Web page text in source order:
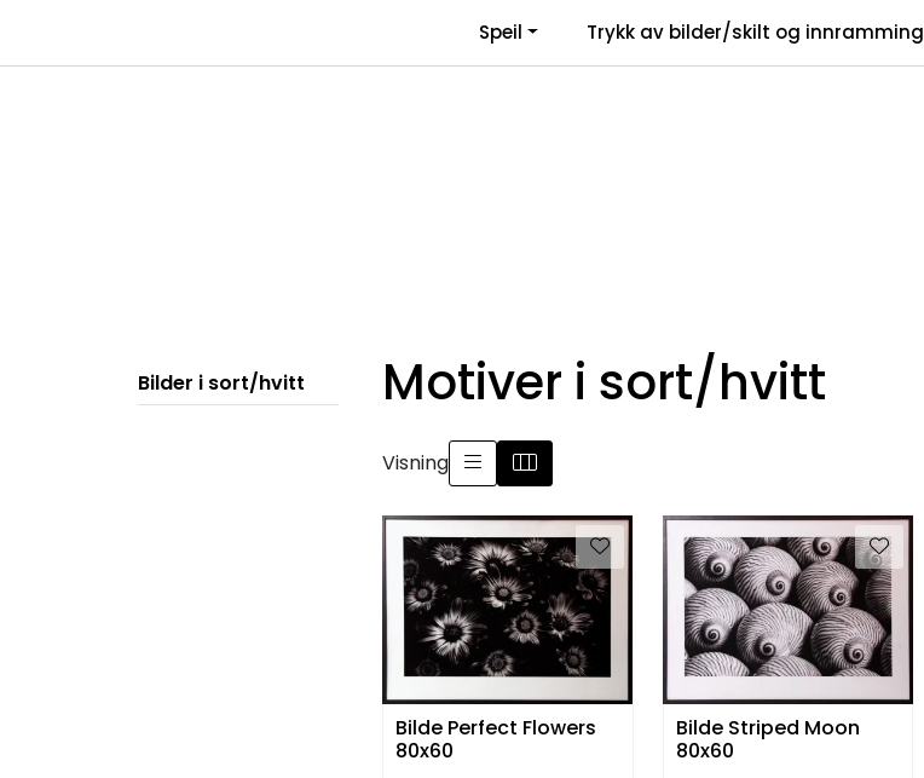
Speil Trykk av bilder/skilt og innramming
Bilder i sort/hvitt Motiver i sort/hvitt
Visning
Bilde Perfect Flowers
80x60
Bilde Striped Moon
80x60